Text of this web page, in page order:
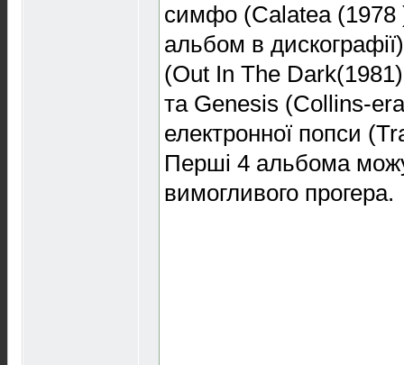
симфо (Calatea (1978
альбом в
(Out In The
та Genesis (Collins-
електронної попси
Перші 4 альбома
вимогливого прогера.